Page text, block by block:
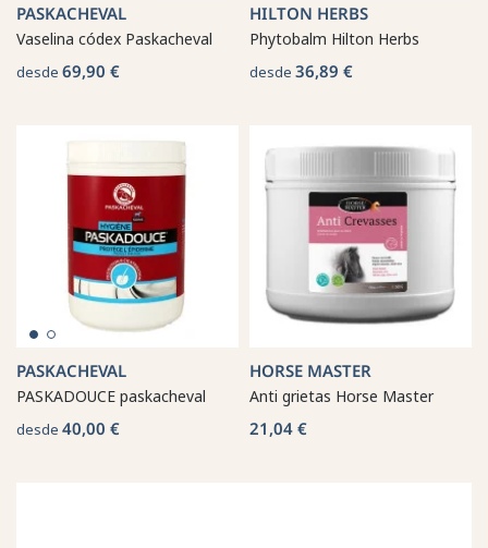
PASKACHEVAL
Vaselina códex Paskacheval
desde 69,90 €
HILTON HERBS
Phytobalm Hilton Herbs
desde 36,89 €
PASKACHEVAL
PASKADOUCE paskacheval
desde 40,00 €
HORSE MASTER
Anti grietas Horse Master
21,04 €